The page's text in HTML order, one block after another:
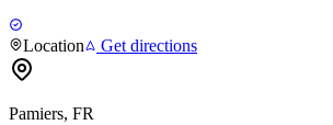
Location Get directions
Pamiers, FR